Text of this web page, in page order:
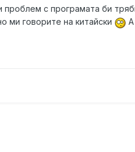
с програмата би
ми говорите на китайски
А